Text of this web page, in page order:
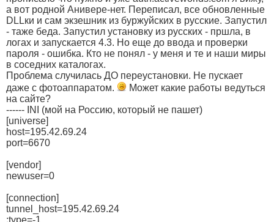
а вот родной Анивере-нет. Переписал, все обновленные
DLLки и сам экзешник из буржуйских в русские. Запустил
- таже беда. Запустил установку из русских - пршла, в
логах и запускается 4.3. Но еще до ввода и проверки
пароля - ошибка. Кто не понял - у меня и те и наши миры
в соседних каталогах.
Проблема случилась ДО переустановки. Не пускает
даже с фотоаппаратом.
Может какие работы ведуться
на сайте?
------ INI (мой на Россию, который не пашет)
[universe]
host=195.42.69.24
port=6670
[vendor]
newuser=0
[connection]
tunnel_host=195.42.69.24
;type=-1